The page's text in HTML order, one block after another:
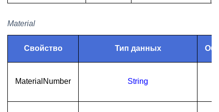
Material
Свойство Тип данных
MaterialNumber String